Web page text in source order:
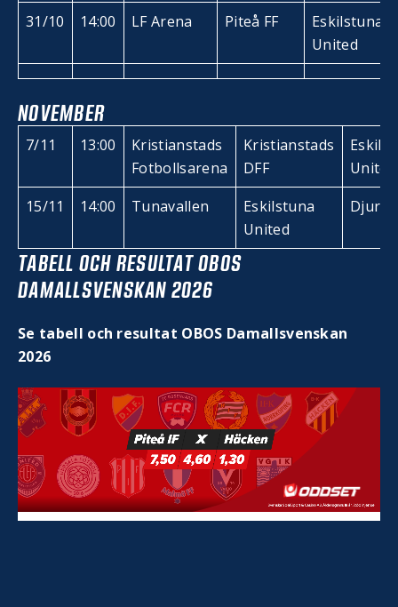
31/10 14:00 LF Arena Piteå FF
Eskilstuna
United
NOVEMBER
7/11 13:00
Kristianstads
Fotbollsarena
Kristianstads
DFF
United
15/11
14:00 Tunavallen
Eskilstuna
United
TABELL OCH RESULTAT OBOS
DAMALLSVENSKAN 2026
Se tabell och resultat OBOS Damallsvenskan
2026